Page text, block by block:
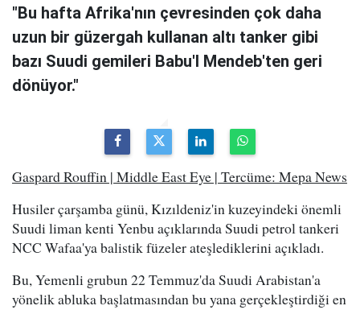
"Bu hafta Afrika'nın çevresinden çok daha
uzun bir güzergah kullanan altı tanker gibi
bazı Suudi gemileri Babu'l Mendeb'ten geri
dönüyor."
Gaspard Rouffin | Middle East Eye | Tercüme: Mepa News
Husiler çarşamba günü, Kızıldeniz'in kuzeyindeki önemli
Suudi liman kenti Yenbu açıklarında Suudi petrol tankeri
NCC Wafaa'ya balistik füzeler ateşlediklerini açıkladı.
Bu, Yemenli grubun 22 Temmuz'da Suudi Arabistan'a
yönelik abluka başlatmasından bu yana gerçekleştirdiği en